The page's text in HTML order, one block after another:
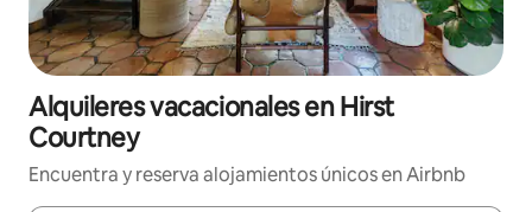
Alquileres vacacionales en Hirst
Courtney
Encuentra y reserva alojamientos únicos en Airbnb